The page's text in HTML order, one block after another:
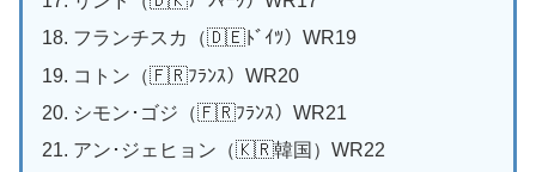
フランチスカ（🇩🇪ﾄﾞｲﾂ）WR19
コトン（🇫🇷ﾌﾗﾝｽ）WR20
シモン･ゴジ（🇫🇷ﾌﾗﾝｽ）WR21
アン･ジェヒョン（🇰🇷韓国）WR22